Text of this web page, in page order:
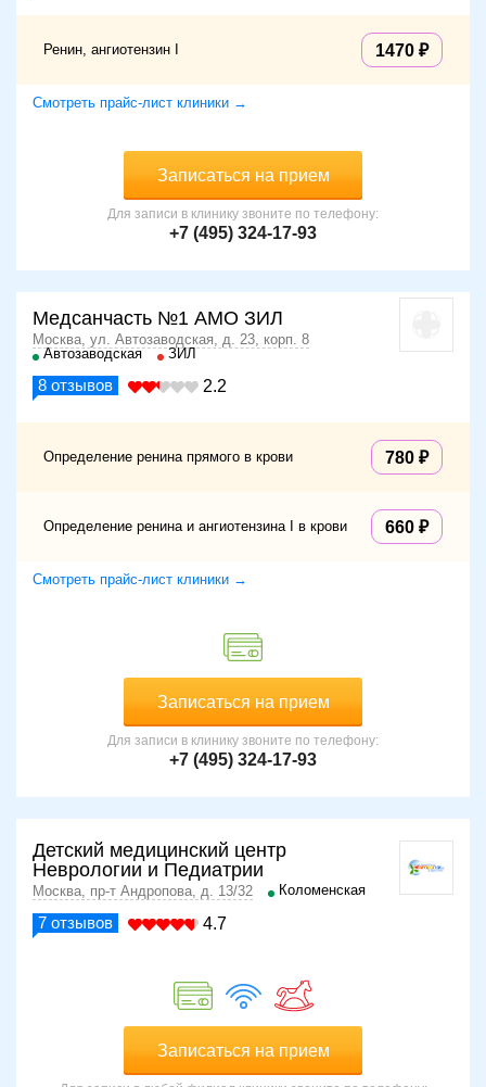
Ренин, ангиотензин I 1470
Смотреть прайс-лист клиники →
Записаться на прием
Для записи в клинику звоните по телефону:
+7 (495) 324-17-93
Медсанчасть №1 АМО ЗИЛ
Москва, ул. Автозаводская, д. 23, корп. 8
Автозаводская
ЗИЛ
8 отзывов 2.2
Определение ренина прямого в крови 780
Определение ренина и ангиотензина I в крови 660
Смотреть прайс-лист клиники →
Записаться на прием
Для записи в клинику звоните по телефону:
+7 (495) 324-17-93
Детский медицинский центр
Неврологии и Педиатрии
Москва, пр-т Андропова, д. 13/32 Коломенская
7 отзывов 4.7
Записаться на прием